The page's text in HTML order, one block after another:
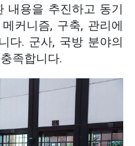
내용을 추진하고 동기
커니즘, 구축, 관리에
다. 군사, 국방 분야의
족합니다.